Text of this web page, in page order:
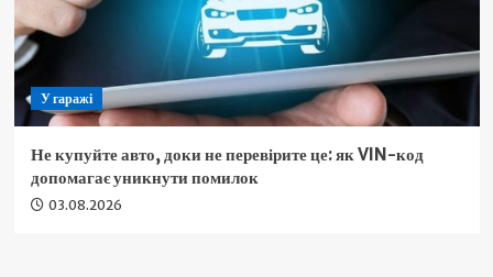
У гаражі
Не купуйте авто, доки не перевірите це: як VIN-код
допомагає уникнути помилок
03.08.2026